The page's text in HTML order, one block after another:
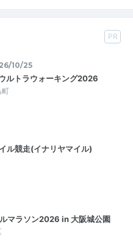
PR
10/25
ルトラウォーキング2026
町
ル競走(イナリヤマイル)
マラソン2026 in 大阪城公園